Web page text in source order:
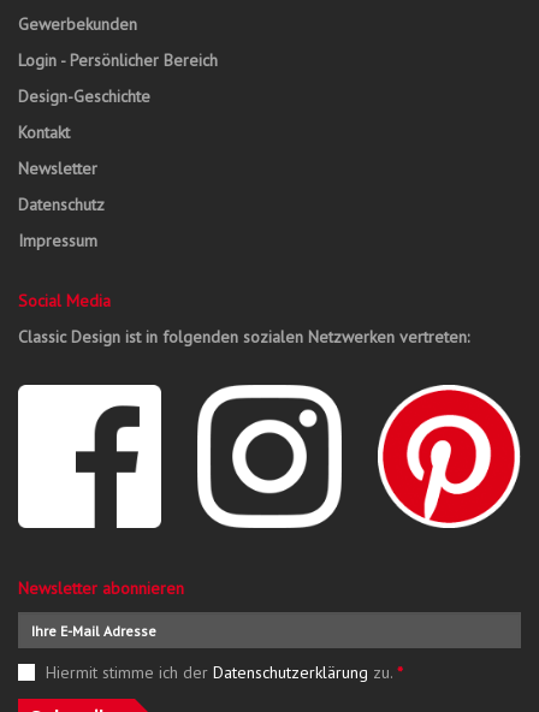
Gewerbekunden
Login - Persönlicher Bereich
Design-Geschichte
Kontakt
Newsletter
Datenschutz
Impressum
Social Media
Classic Design ist in folgenden sozialen Netzwerken vertreten:
Newsletter abonnieren
Hiermit stimme ich der Datenschutzerklärung zu. *